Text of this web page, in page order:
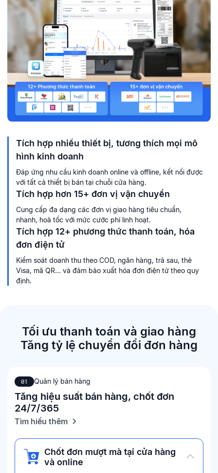
Tích hợp nhiều thiết bị, tương thích mọi mô
hình kinh doanh
Đáp ứng nhu cầu kinh doanh online và offline, kết nối được
với tất cả thiết bị bán tại chuỗi cửa hàng.
Tích hợp hơn 15+ đơn vị vận chuyển
Cung cấp đa dạng các đơn vị giao hàng tiêu chuẩn,
nhanh, hoả tốc với mức cước phí linh hoạt.
Tích hợp 12+ phương thức thanh toán, hóa
đơn điện tử
Kiểm soát doanh thu theo COD, ngân hàng, trả sau, thẻ
Visa, mã QR... và đảm bảo xuất hóa đơn điện tử theo quy
định.
Tối ưu thanh toán và giao hàng
Tăng tỷ lệ chuyển đổi đơn hàng
01 Quản lý bán hàng
Tăng hiệu suất bán hàng, chốt đơn
24/7/365
Tìm hiểu thêm
Chốt đơn mượt mà tại cửa hàng
và online